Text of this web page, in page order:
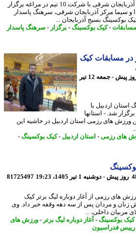
مسابقات کیک بوکسینگ بسیج آذربایجان شرقی با شرکت 10 تیم در مراغه برگزار
مرکز آذربایجان شرقی، سرهنگ پاسدار
بسیج آذربایجان ...
-کیک بوکسینگ-برگزار - سرهنگ پاسدار
در مسابقات کیک
37 روز پیش - جمعه 12 تیر
اردبیل با
شد. - استانها
های رزمی استان اردبیل در حاشیه این
رزمی -استان اردبیل -کیک بوکسینگ-
81725497
رزمی از آغاز دوباره لیگ برتر کیک
و مردان پس از سه دهه وقفه خبر داد. وی
داخلی، ...
بوکسینگ-آغاز دوباره لیگ برتر - ورزش های
فدراسیون